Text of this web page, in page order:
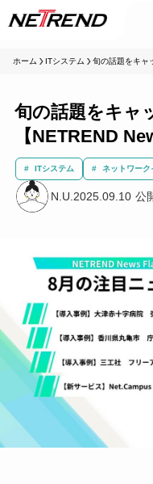
ホーム ITシステム 旬の話題をキャ
旬の話題をキャ
【NETREND
ITシステム ネットワーク
N.U. 2025.09.10